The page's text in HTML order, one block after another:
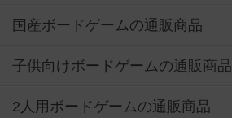
国産ボードゲームの通販商品
子供向けボードゲームの通販商品
2人用ボードゲームの通販商品